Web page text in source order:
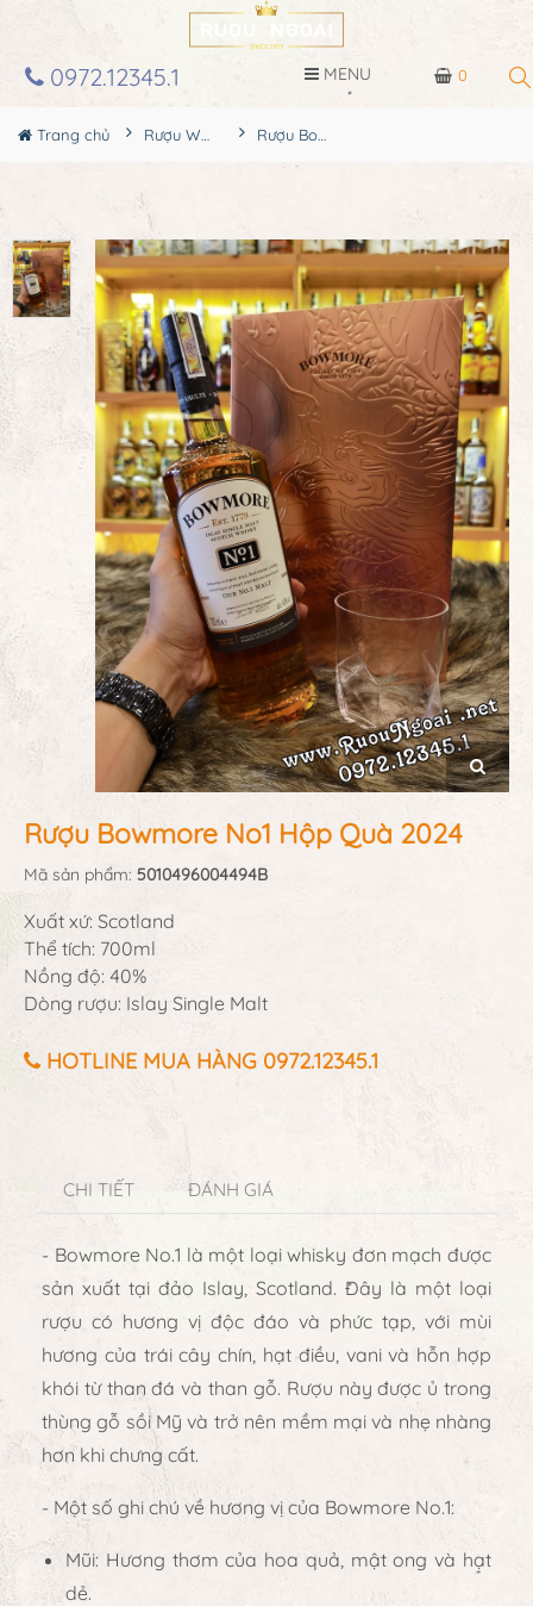
0
0972.12345.1 MENU
Trang chủ Rượu Whisky Rượu Bowmore No1 Hộp Quà 2024
Rượu Bowmore No1 Hộp Quà 2024
Mã sản phẩm: 5010496004494B
Xuất xứ: Scotland
Thể tích: 700ml
Nồng độ: 40%
Dòng rượu: Islay Single Malt
HOTLINE MUA HÀNG 0972.12345.1
CHI TIẾT ĐÁNH GIÁ
- Bowmore No.1 là một loại whisky đơn mạch được
sản xuất tại đảo Islay, Scotland. Đây là một loại
rượu có hương vị độc đáo và phức tạp, với mùi
hương của trái cây chín, hạt điều, vani và hỗn hợp
khói từ than đá và than gỗ. Rượu này được ủ trong
thùng gỗ sồi Mỹ và trở nên mềm mại và nhẹ nhàng
hơn khi chưng cất.
- Một số ghi chú về hương vị của Bowmore No.1:
Mũi: Hương thơm của hoa quả, mật ong và hạt
dẻ.